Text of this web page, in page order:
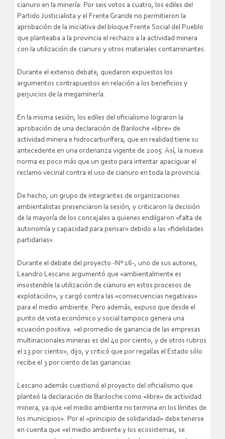
cianuro en la minería. Por seis votos a cuatro, los ediles del
Partido Justicialista y el Frente Grande no permitieron la
aprobación de la iniciativa del bloque Frente Social del Pueblo
que planteaba a la provincia el rechazo a la actividad minera
con la utilización de cianuro y otros materiales contaminantes.
Durante el extenso debate, quedaron expuestos los
argumentos contrapuestos en relación a los beneficios y
perjuicios de la megaminería.
En la misma sesión, los ediles del oficialismo lograron la
aprobación de una declaración de Bariloche «libre» de
actividad minera e hidrocarburífera, que en realidad tiene su
antecedente en una ordenanza vigente de 2005. Así, la nueva
norma es poco más que un gesto para intentar apaciguar el
reclamo vecinal contra el uso de cianuro en toda la provincia.
De hecho, un grupo de integrantes de organizaciones
ambientalistas presenciaron la sesión, y criticaron la decisión
de la mayoría de los concejales a quienes endilgaron «falta de
autonomía y capacidad para pensar» debido a las «fidelidades
partidarias».
Durante el debate del proyecto -Nº 16-, uno de sus autores,
Leandro Lescano argumentó que «ambientalmente es
insostenible la utilización de cianuro en estos procesos de
explotación», y cargó contra las «consecuencias negativas»
para el medio ambiente. Pero además, expuso que desde el
punto de vista económico y social tampoco genera una
ecuación positiva: «el promedio de ganancia de las empresas
multinacionales mineras es del 40 por ciento, y de otros rubros
el 13 por ciento», dijo, y criticó que por regalías el Estado sólo
recibe el 3 por ciento de las ganancias.
Lescano además cuestionó el proyecto del oficialismo que
planteó la declaración de Bariloche como «libre» de actividad
minera, ya que «el medio ambiente no termina en los límites de
los municipios». Por el «principio de solidaridad» debe tenerse
en cuenta que «el medio ambiente y los ecosistemas, se